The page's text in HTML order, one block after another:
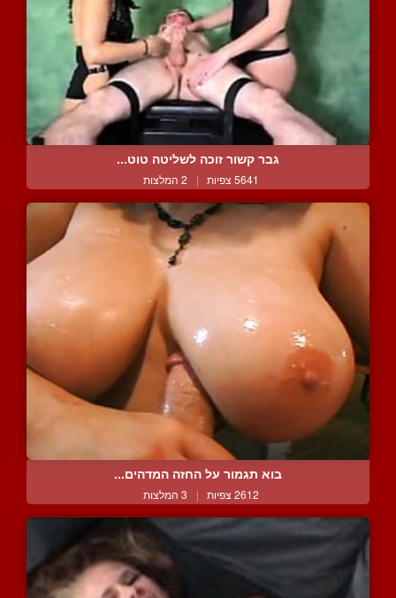
גבר קשור זוכה לשליטה טוט...
5641 צפיות | 2 המלצות
בוא תגמור על החזה המדהים...
2612 צפיות | 3 המלצות